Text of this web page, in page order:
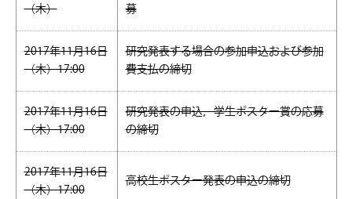
（木）
募
2017年11月16日
（木）17:00
研究発表する場合の参加申込および参加
費支払の締切
2017年11月16日
（木）17:00
研究発表の申込，学生ポスター賞の応募
の締切
2017年11月16日
（木）17:00
高校生ポスター発表の申込の締切